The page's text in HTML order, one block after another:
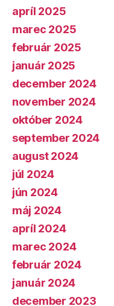
apríl 2025
marec 2025
február 2025
január 2025
december 2024
november 2024
október 2024
september 2024
august 2024
júl 2024
jún 2024
máj 2024
apríl 2024
marec 2024
február 2024
január 2024
december 2023